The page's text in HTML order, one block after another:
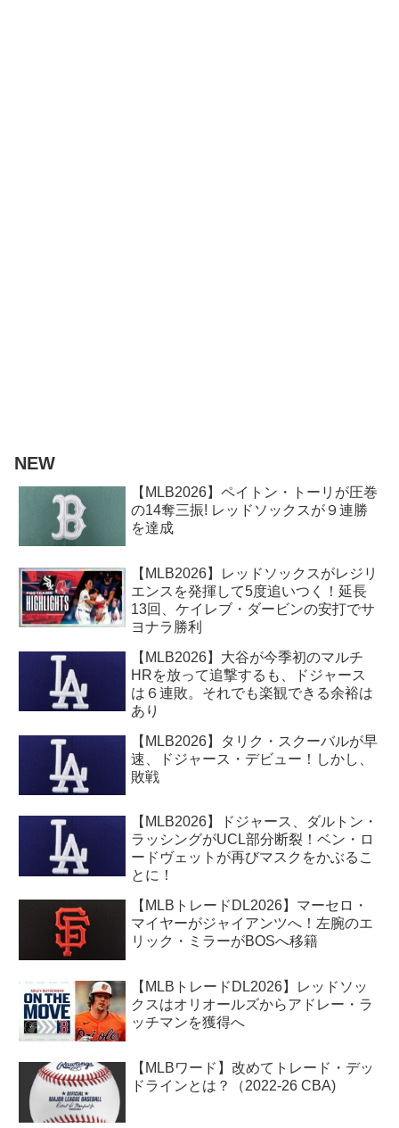
NEW
【MLB2026】ペイトン・トーリが圧巻
の14奪三振! レッドソックスが９連勝
を達成
【MLB2026】レッドソックスがレジリ
エンスを発揮して5度追いつく！延長
13回、ケイレブ・ダービンの安打でサ
ヨナラ勝利
【MLB2026】大谷が今季初のマルチ
HRを放って追撃するも、ドジャース
は６連敗。それでも楽観できる余裕は
あり
【MLB2026】タリク・スクーバルが早
速、ドジャース・デビュー！しかし、
敗戦
【MLB2026】ドジャース、ダルトン・
ラッシングがUCL部分断裂！ベン・ロ
ードヴェットが再びマスクをかぶるこ
とに！
【MLBトレードDL2026】マーセロ・
マイヤーがジャイアンツへ！左腕のエ
リック・ミラーがBOSへ移籍
【MLBトレードDL2026】レッドソッ
クスはオリオールズからアドレー・ラ
ッチマンを獲得へ
【MLBワード】改めてトレード・デッ
ドラインとは？（2022-26 CBA)